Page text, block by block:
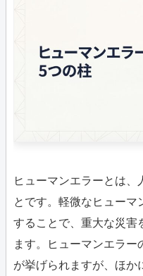
ヒューマンエラーとは、
とです。軽微なヒューマ
することで、重大な災害
ます。ヒューマンエラー
が挙げられますが、ほか